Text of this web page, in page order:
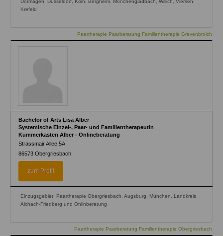
Krefeld
Paartherapie Paarberatung Familientherapie Grevenbroich
Bachelor of Arts Lisa Alber
Systemische Einzel-, Paar- und Familientherapeutin
Kummerkasten Alber - Onlineberatung
Strassmair Allee 5A
86573 Obergriesbach
zum Profil
Einzugsgebiet: Paartherapie Obergriesbach, Augsburg, München, Landkreis
Aichach-Friedberg und Onlinberatung
Paartherapie Paarberatung Familientherapie Obergriesbach